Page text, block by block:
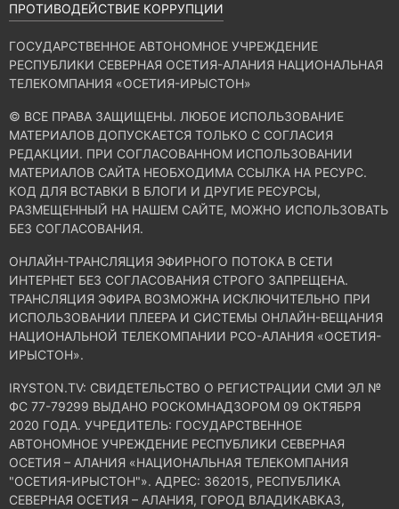
ПРОТИВОДЕЙСТВИЕ КОРРУПЦИИ
ГОСУДАРСТВЕННОЕ АВТОНОМНОЕ УЧРЕЖДЕНИЕ
РЕСПУБЛИКИ СЕВЕРНАЯ ОСЕТИЯ-АЛАНИЯ НАЦИОНАЛЬНАЯ
ТЕЛЕКОМПАНИЯ «ОСЕТИЯ-ИРЫСТОН»
© ВСЕ ПРАВА ЗАЩИЩЕНЫ. ЛЮБОЕ ИСПОЛЬЗОВАНИЕ
МАТЕРИАЛОВ ДОПУСКАЕТСЯ ТОЛЬКО С СОГЛАСИЯ
РЕДАКЦИИ. ПРИ СОГЛАСОВАННОМ ИСПОЛЬЗОВАНИИ
МАТЕРИАЛОВ САЙТА НЕОБХОДИМА ССЫЛКА НА РЕСУРС.
КОД ДЛЯ ВСТАВКИ В БЛОГИ И ДРУГИЕ РЕСУРСЫ,
РАЗМЕЩЕННЫЙ НА НАШЕМ САЙТЕ, МОЖНО ИСПОЛЬЗОВАТЬ
БЕЗ СОГЛАСОВАНИЯ.
ОНЛАЙН-ТРАНСЛЯЦИЯ ЭФИРНОГО ПОТОКА В СЕТИ
ИНТЕРНЕТ БЕЗ СОГЛАСОВАНИЯ СТРОГО ЗАПРЕЩЕНА.
ТРАНСЛЯЦИЯ ЭФИРА ВОЗМОЖНА ИСКЛЮЧИТЕЛЬНО ПРИ
ИСПОЛЬЗОВАНИИ ПЛЕЕРА И СИСТЕМЫ ОНЛАЙН-ВЕЩАНИЯ
НАЦИОНАЛЬНОЙ ТЕЛЕКОМПАНИИ РСО-АЛАНИЯ «ОСЕТИЯ-
ИРЫСТОН».
IRYSTON.TV: CВИДЕТЕЛЬСТВО О РЕГИСТРАЦИИ СМИ ЭЛ №
ФС 77-79299 ВЫДАНО РОСКОМНАДЗОРОМ 09 ОКТЯБРЯ
2020 ГОДА. УЧРЕДИТЕЛЬ: ГОСУДАРСТВЕННОЕ
АВТОНОМНОЕ УЧРЕЖДЕНИЕ РЕСПУБЛИКИ СЕВЕРНАЯ
ОСЕТИЯ – АЛАНИЯ «НАЦИОНАЛЬНАЯ ТЕЛЕКОМПАНИЯ
"ОСЕТИЯ-ИРЫСТОН"». АДРЕС: 362015, РЕСПУБЛИКА
СЕВЕРНАЯ ОСЕТИЯ – АЛАНИЯ, ГОРОД ВЛАДИКАВКАЗ,